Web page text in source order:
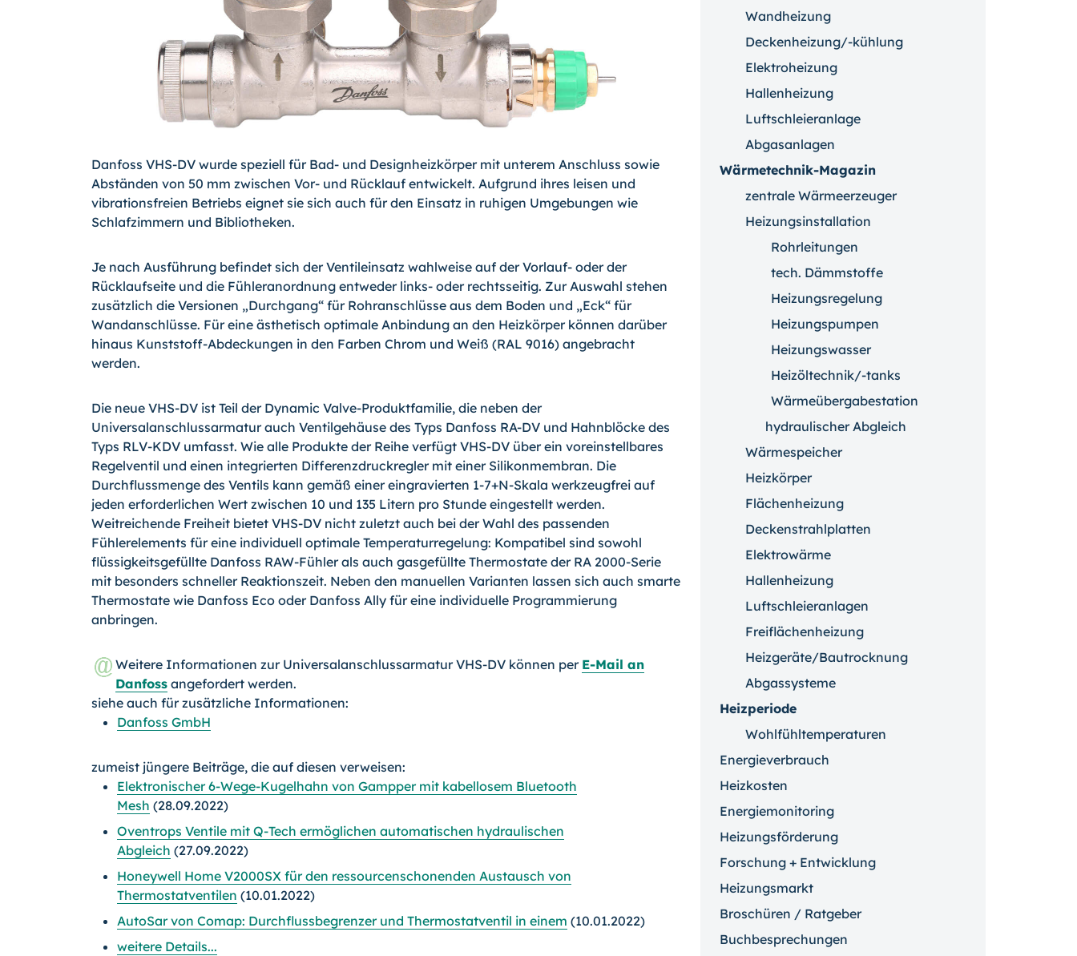
Danfoss VHS-DV wurde speziell für Bad- und Designheizkörper mit unterem Anschluss sowie
Abständen von 50 mm zwischen Vor- und Rücklauf entwickelt. Aufgrund ihres leisen und
vibrationsfreien Betriebs eignet sie sich auch für den Einsatz in ruhigen Umgebungen wie
Schlafzimmern und Bibliotheken.
Je nach Ausführung befindet sich der Ventileinsatz wahlweise auf der Vorlauf- oder der
Rücklaufseite und die Fühleranordnung entweder links- oder rechtsseitig. Zur Auswahl stehen
zusätzlich die Versionen „Durchgang“ für Rohranschlüsse aus dem Boden und „Eck“ für
Wandanschlüsse. Für eine ästhetisch optimale Anbindung an den Heizkörper können darüber
hinaus Kunststoff-Abdeckungen in den Farben Chrom und Weiß (RAL 9016) angebracht
werden.
Die neue VHS-DV ist Teil der Dynamic Valve-Produktfamilie, die neben der
Universalanschlussarmatur auch Ventilgehäuse des Typs Danfoss RA-DV und Hahnblöcke des
Typs RLV-KDV umfasst. Wie alle Produkte der Reihe verfügt VHS-DV über ein voreinstellbares
Regelventil und einen integrierten Differenzdruckregler mit einer Silikonmembran. Die
Durchflussmenge des Ventils kann gemäß einer eingravierten 1-7+N-Skala werkzeugfrei auf
jeden erforderlichen Wert zwischen 10 und 135 Litern pro Stunde eingestellt werden.
Weitreichende Freiheit bietet VHS-DV nicht zuletzt auch bei der Wahl des passenden
Fühlerelements für eine individuell optimale Temperaturregelung: Kompatibel sind sowohl
flüssigkeitsgefüllte Danfoss RAW-Fühler als auch gasgefüllte Thermostate der RA 2000-Serie
mit besonders schneller Reaktionszeit. Neben den manuellen Varianten lassen sich auch smarte
Thermostate wie Danfoss Eco oder Danfoss Ally für eine individuelle Programmierung
anbringen.
Weitere Informationen zur Universalanschlussarmatur VHS-DV können per E-Mail an
Danfoss angefordert werden.
siehe auch für zusätzliche Informationen:
Danfoss GmbH
zumeist jüngere Beiträge, die auf diesen verweisen:
Elektronischer 6-Wege-Kugelhahn von Gampper mit kabellosem Bluetooth
Mesh (28.09.2022)
Oventrops Ventile mit Q-Tech ermöglichen automatischen hydraulischen
Abgleich (27.09.2022)
Honeywell Home V2000SX für den ressourcenschonenden Austausch von
Thermostatventilen (10.01.2022)
AutoSar von Comap: Durchflussbegrenzer und Thermostatventil in einem (10.01.2022)
weitere Details...
Wandheizung
Deckenheizung/-kühlung
Elektroheizung
Hallenheizung
Luftschleieranlage
Abgasanlagen
Wärmetechnik-Magazin
zentrale Wärmeerzeuger
Heizungsinstallation
Rohrleitungen
tech. Dämmstoffe
Heizungsregelung
Heizungspumpen
Heizungswasser
Heizöltechnik/-tanks
Wärmeübergabestation
hydraulischer Abgleich
Wärmespeicher
Heizkörper
Flächenheizung
Deckenstrahlplatten
Elektrowärme
Hallenheizung
Luftschleieranlagen
Freiflächenheizung
Heizgeräte/Bautrocknung
Abgassysteme
Heizperiode
Wohlfühltemperaturen
Energieverbrauch
Heizkosten
Energiemonitoring
Heizungsförderung
Forschung + Entwicklung
Heizungsmarkt
Broschüren / Ratgeber
Buchbesprechungen